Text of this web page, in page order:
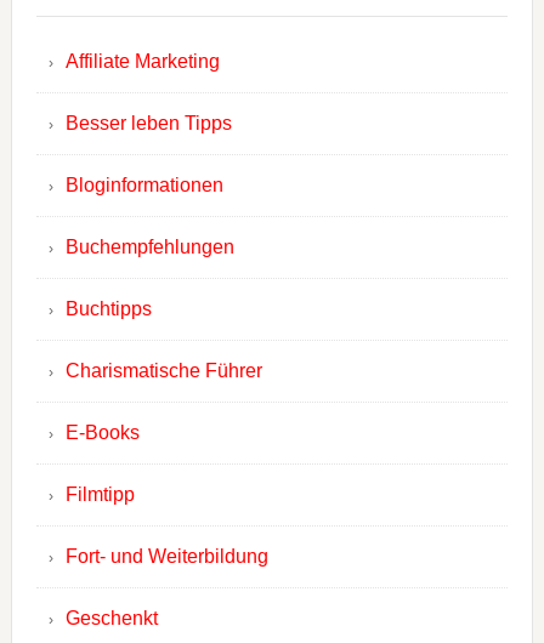
Affiliate Marketing
Besser leben Tipps
Bloginformationen
Buchempfehlungen
Buchtipps
Charismatische Führer
E-Books
Filmtipp
Fort- und Weiterbildung
Geschenkt